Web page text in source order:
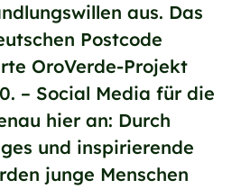
aus. Das
Postcode
OroVerde-Projekt
– Social Media für die
hier an: Durch
und inspirierende
junge Menschen